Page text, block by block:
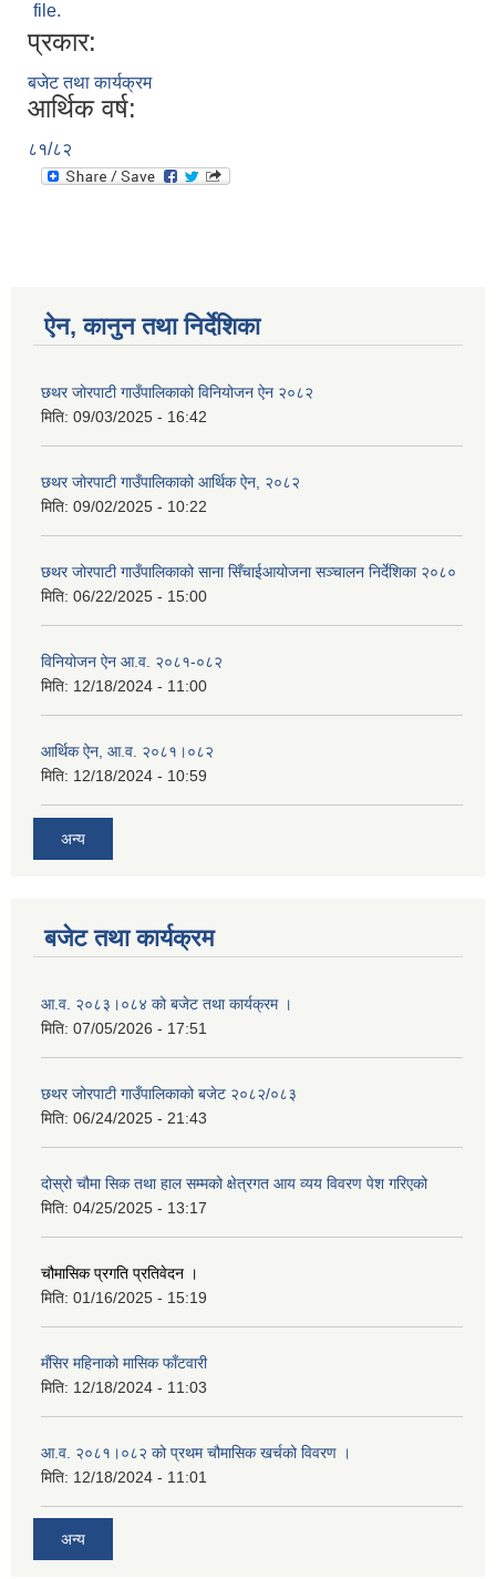
file.
प्रकार:
बजेट तथा कार्यक्रम
आर्थिक वर्ष:
८१/८२
ऐन, कानुन तथा निर्देशिका
छथर जोरपाटी गाउँपालिकाको विनियोजन ऐन २०८२
मिति: 09/03/2025 - 16:42
छथर जोरपाटी गाउँपालिकाको आर्थिक ऐन, २०८२
मिति: 09/02/2025 - 10:22
छथर जोरपाटी गाउँपालिकाको साना सिँचाईआयोजना सञ्चालन निर्देशिका २०८०
मिति: 06/22/2025 - 15:00
विनियोजन ऐन आ.व. २०८१-०८२
मिति: 12/18/2024 - 11:00
आर्थिक ऐन, आ.व. २०८१।०८२
मिति: 12/18/2024 - 10:59
अन्य
बजेट तथा कार्यक्रम
आ.व. २०८३।०८४ को बजेट तथा कार्यक्रम ।
मिति: 07/05/2026 - 17:51
छथर जोरपाटी गाउँपालिकाको बजेट २०८२/०८३
मिति: 06/24/2025 - 21:43
दोस्रो चौमा सिक तथा हाल सम्मको क्षेत्रगत आय व्यय विवरण पेश गरिएको
मिति: 04/25/2025 - 13:17
चौमासिक प्रगति प्रतिवेदन ।
मिति: 01/16/2025 - 15:19
मँसिर महिनाको मासिक फाँटवारी
मिति: 12/18/2024 - 11:03
आ.व. २०८१।०८२ को प्रथम चौमासिक खर्चको विवरण ।
मिति: 12/18/2024 - 11:01
अन्य